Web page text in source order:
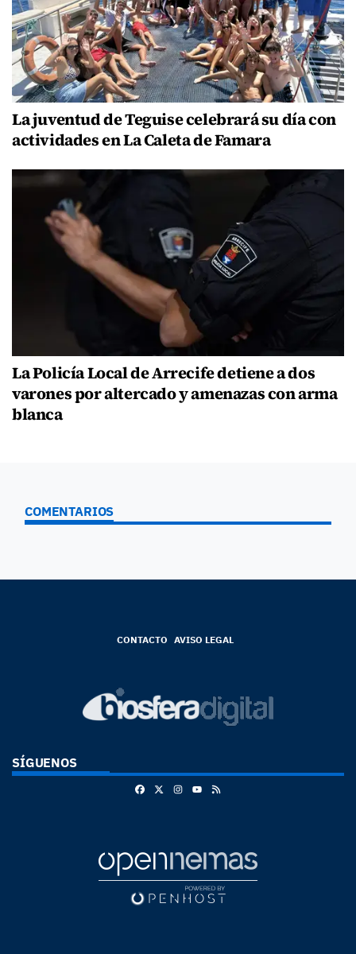
La juventud de Teguise celebrará su día con
actividades en La Caleta de Famara
La Policía Local de Arrecife detiene a dos
varones por altercado y amenazas con arma
blanca
COMENTARIOS
CONTACTO AVISO LEGAL
SÍGUENOS
FacebookInstagram